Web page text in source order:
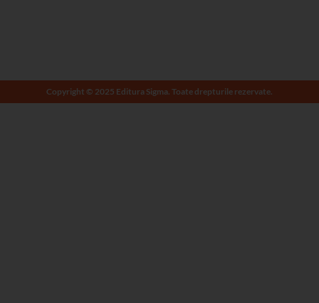
Copyright © 2025 Editura Sigma. Toate drepturile rezervate.